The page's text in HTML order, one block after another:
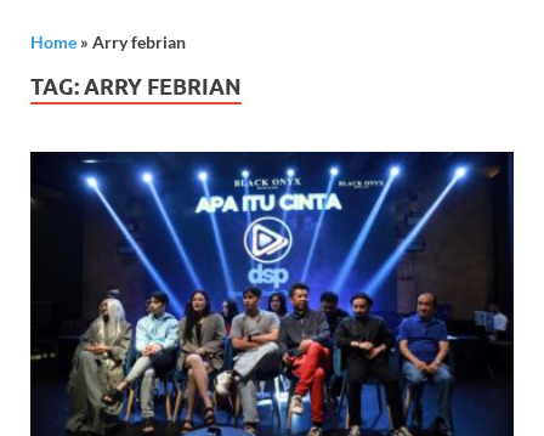
Home » Arry febrian
TAG:ARRY FEBRIAN